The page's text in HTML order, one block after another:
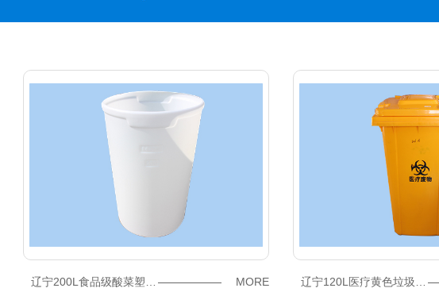
辽宁200L食品级酸菜塑料桶厂家 MORE 辽宁120L医疗黄色垃圾桶价格